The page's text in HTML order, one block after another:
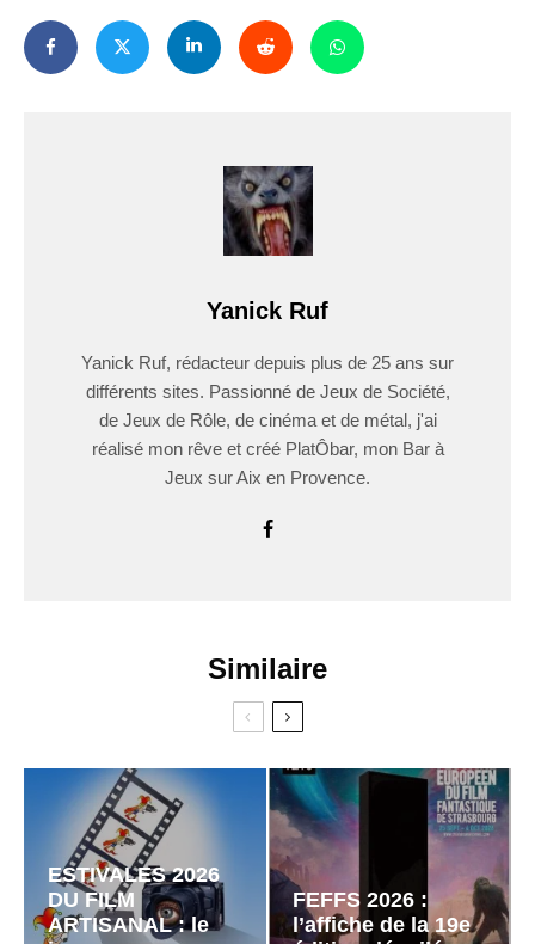
Yanick Ruf
Yanick Ruf, rédacteur depuis plus de 25 ans sur
différents sites. Passionné de Jeux de Société,
de Jeux de Rôle, de cinéma et de métal, j'ai
réalisé mon rêve et créé PlatÔbar, mon Bar à
Jeux sur Aix en Provence.
Similaire
ESTIVALES 2026
DU FILM
ARTISANAL : le
FEFFS 2026 :
l’affiche de la 19e